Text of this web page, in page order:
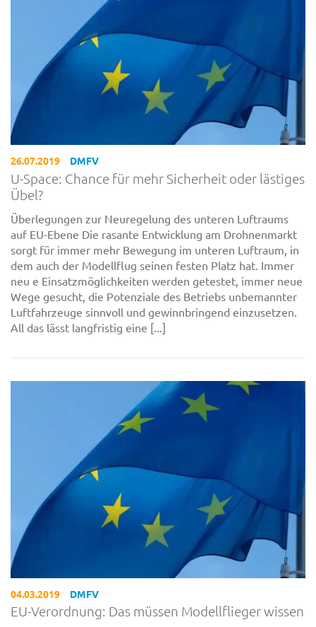
26.07.2019 DMFV
U-Space: Chance für mehr Sicherheit oder lästiges
Übel?
Überlegungen zur Neuregelung des unteren Luftraums
auf EU-Ebene Die rasante Entwicklung am Drohnenmarkt
sorgt für immer mehr Bewegung im unteren Luftraum, in
dem auch der Modellflug seinen festen Platz hat. Immer
neu e Einsatzmöglichkeiten werden getestet, immer neue
Wege gesucht, die Potenziale des Betriebs unbemannter
Luftfahrzeuge sinnvoll und gewinnbringend einzusetzen.
All das lässt langfristig eine [...]
04.03.2019 DMFV
EU-Verordnung: Das müssen Modellflieger wissen